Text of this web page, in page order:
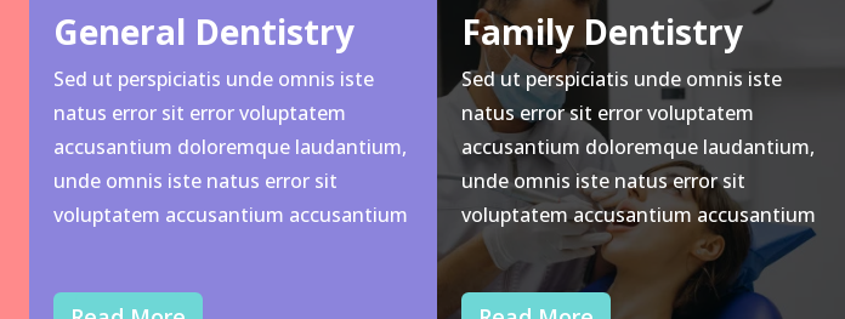
General Dentistry
Sed ut perspiciatis unde omnis iste
natus error sit error voluptatem
accusantium doloremque laudantium,
unde omnis iste natus error sit
voluptatem accusantium accusantium
Family Dentistry
Sed ut perspiciatis unde omnis iste
natus error sit error voluptatem
accusantium doloremque laudantium,
unde omnis iste natus error sit
voluptatem accusantium accusantium